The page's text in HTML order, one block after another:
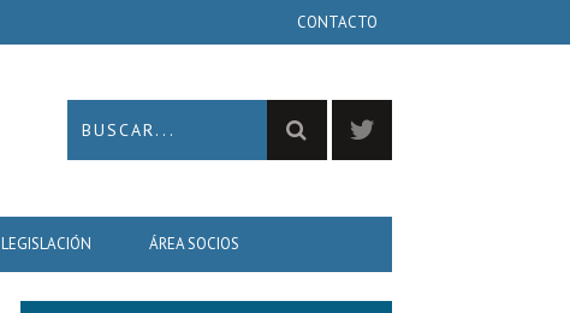
CONTACTO
LEGISLACIÓN ÁREA SOCIOS